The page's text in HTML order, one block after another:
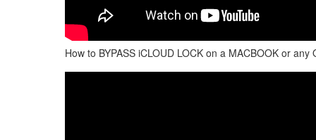
How to BYPASS iCLOUD LOCK on a MACBOOK or any